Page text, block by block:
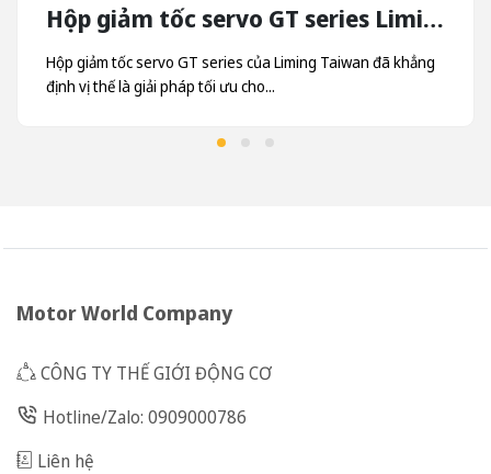
Hộp giảm tốc servo GT series Liming - Hộp Giảm Tốc Quay Trục Rỗng Liming Taiwan
Hộp giảm tốc servo GT series của Liming Taiwan đã khẳng
định vị thế là giải pháp tối ưu cho...
Motor World Company
CÔNG TY THẾ GIỚI ĐỘNG CƠ
Hotline/Zalo: 0909000786
Liên hệ